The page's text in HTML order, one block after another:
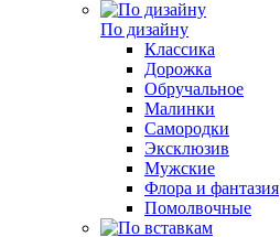
По дизайну
Классика
Дорожка
Обручальное
Малинки
Самородки
Эксклюзив
Мужские
Флора и фантазия
Помолвочные